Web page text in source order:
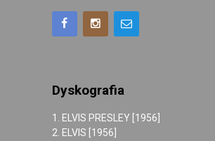
Dyskografia
1. ELVIS PRESLEY [1956]
2. ELVIS [1956]